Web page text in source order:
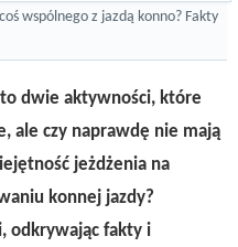
wspólnego z jazdą konno? Fakty
dwie aktywności, które
ale czy naprawdę nie mają
jeżdżenia na
konnej jazdy?
odkrywając fakty i